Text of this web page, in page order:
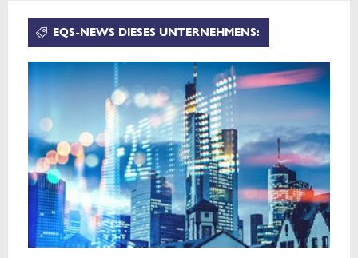
EQS-NEWS DIESES UNTERNEHMENS: